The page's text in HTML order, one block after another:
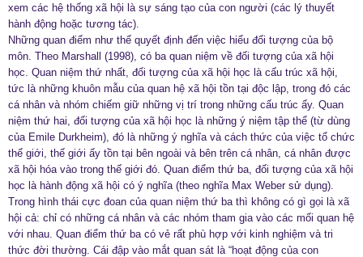
xem các hệ thống xã hội là sự sáng tạo của con người (các lý thuyết
hành động hoặc tương tác).
Những quan điểm như thế quyết định đến việc hiểu đối tượng của bộ
môn. Theo Marshall (1998), có ba quan niệm về đối tượng của xã hội
học. Quan niệm thứ nhất, đối tượng của xã hội học là cấu trúc xã hội,
tức là những khuôn mẫu của quan hệ xã hội tồn tại độc lập, trong đó các
cá nhân và nhóm chiếm giữ những vị trí trong những cấu trúc ấy. Quan
niệm thứ hai, đối tượng của xã hội học là những ý niệm tập thể (từ dùng
của Emile Durkheim), đó là những ý nghĩa và cách thức của việc tổ chức
thế giới, thế giới ấy tồn tại bên ngoài và bên trên cá nhân, cá nhân được
xã hội hóa vào trong thế giới đó. Quan điểm thứ ba, đối tượng của xã hội
học là hành động xã hội có ý nghĩa (theo nghĩa Max Weber sử dụng).
Trong hình thái cực đoan của quan niệm thứ ba thì không có gì gọi là xã
hội cả: chỉ có những cá nhân và các nhóm tham gia vào các mối quan hệ
với nhau. Quan điểm thứ ba có vẻ rất phù hợp với kinh nghiệm và tri
thức đời thường. Cái đập vào mắt quan sát là “hoạt động của con